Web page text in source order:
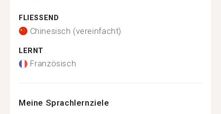
FLIESSEND
Chinesisch (vereinfacht)
LERNT
Französisch
Meine Sprachlernziele